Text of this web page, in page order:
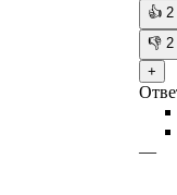
👍 2
👎 2
+
—